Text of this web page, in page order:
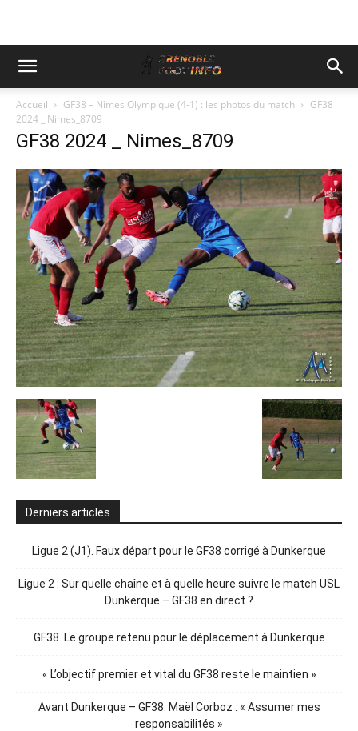
Accueil GF38 – Nîmes Olympique (4-1) : les photos du match
GF38
2024 _ Nimes_8709
GF38 2024 _ Nimes_8709
Derniers articles
Ligue 2 (J1). Faux départ pour le GF38 corrigé à Dunkerque
Ligue 2 : Sur quelle chaîne et à quelle heure suivre le match USL
Dunkerque – GF38 en direct ?
GF38. Le groupe retenu pour le déplacement à Dunkerque
« L’objectif premier et vital du GF38 reste le maintien »
Avant Dunkerque – GF38. Maël Corboz : « Assumer mes
responsabilités »